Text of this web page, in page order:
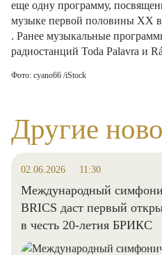
еще одну программу,
музыке первой половины XX
. Ранее музыкальные
радиостанций Toda Palavra и
Фото: cyano66 /iStock
Другие
02.06.2026 11:30
Международный
BRICS даст первый
в честь 20-летия БРИКС